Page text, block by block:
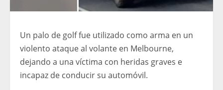
Un palo de golf fue utilizado como arma en un
violento ataque al volante en Melbourne,
dejando a una víctima con heridas graves e
incapaz de conducir su automóvil.